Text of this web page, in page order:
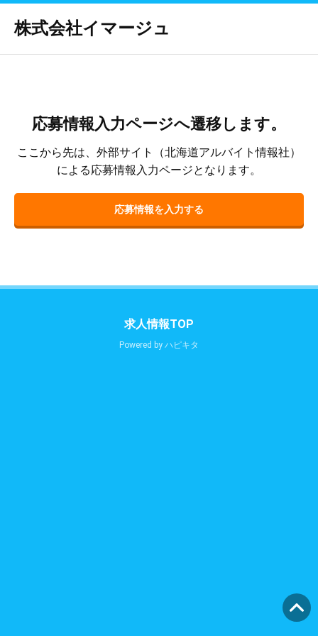
株式会社イマージュ
応募情報入力ページへ遷移します。
ここから先は、外部サイト（北海道アルバイト情報社）
による応募情報入力ページとなります。
応募情報を入力する
求人情報TOP
Powered by ハピキタ